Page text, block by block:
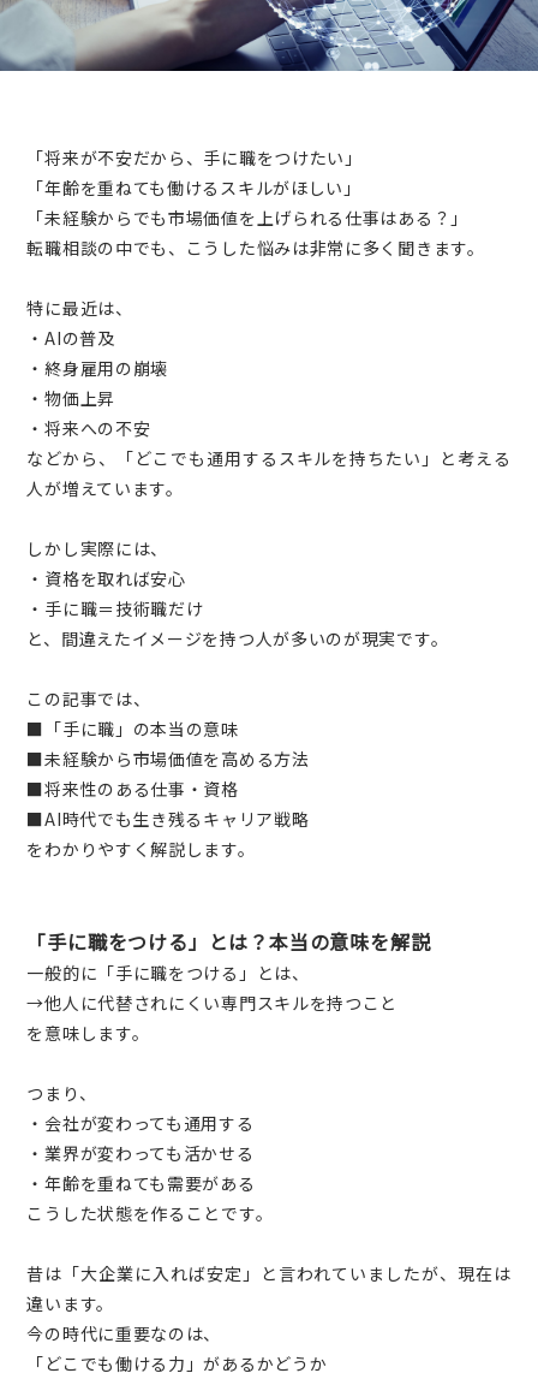
「将来が不安だから、手に職をつけたい」
「年齢を重ねても働けるスキルがほしい」
「未経験からでも市場価値を上げられる仕事はある？」
転職相談の中でも、こうした悩みは非常に多く聞きます。
特に最近は、
・AIの普及
・終身雇用の崩壊
・物価上昇
・将来への不安
などから、「どこでも通用するスキルを持ちたい」と考える
人が増えています。
しかし実際には、
・資格を取れば安心
・手に職＝技術職だけ
と、間違えたイメージを持つ人が多いのが現実です。
この記事では、
■「手に職」の本当の意味
■未経験から市場価値を高める方法
■将来性のある仕事・資格
■AI時代でも生き残るキャリア戦略
をわかりやすく解説します。
「手に職をつける」とは？本当の意味を解説
一般的に「手に職をつける」とは、
→他人に代替されにくい専門スキルを持つこと
を意味します。
つまり、
・会社が変わっても通用する
・業界が変わっても活かせる
・年齢を重ねても需要がある
こうした状態を作ることです。
昔は「大企業に入れば安定」と言われていましたが、現在は
違います。
今の時代に重要なのは、
「どこでも働ける力」があるかどうか